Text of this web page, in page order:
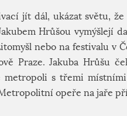
jít dál, ukázat světu,
Hrůšou vymýšlejí
nebo na festivalu v
Praze. Jakuba Hrůšu
metropoli s třemi
opeře na jaře